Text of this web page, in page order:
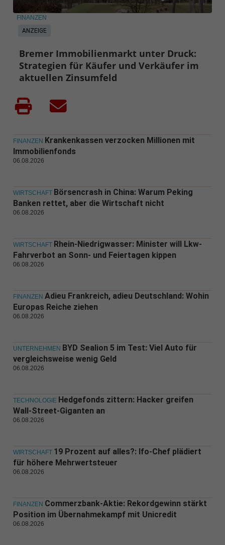
ANZEIGE
FINANZEN
Bremer Immobilienmarkt unter Druck:
Strategien für Käufer und Verkäufer im
aktuellen Zinsumfeld
FINANZEN Krankenkassen verzocken Millionen mit
Immobilienfonds
06.08.2026
WIRTSCHAFT Börsencrash in China: Warum Peking
Banken rettet, aber die Wirtschaft nicht
06.08.2026
WIRTSCHAFT Rhein-Niedrigwasser: Minister will Lkw-
Fahrverbot an Sonn- und Feiertagen kippen
06.08.2026
FINANZEN Adieu Frankreich, adieu Deutschland: Wohin
Europas Reiche ziehen
06.08.2026
UNTERNEHMEN BYD Sealion 5 im Test: Viel Auto für
vergleichsweise wenig Geld
06.08.2026
TECHNOLOGIE Hedgefonds zittern: Hacker greifen
Wall-Street-Giganten an
06.08.2026
WIRTSCHAFT 19 Prozent auf alles?: Ifo-Chef plädiert
für höhere Mehrwertsteuer
06.08.2026
FINANZEN Commerzbank-Aktie: Rekordgewinn stärkt
Position im Übernahmekampf mit Unicredit
06.08.2026